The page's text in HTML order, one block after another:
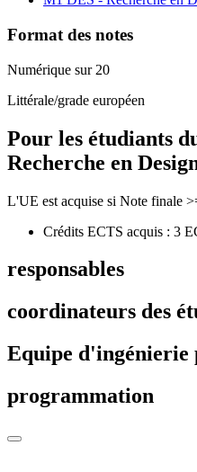
Format des notes
Numérique sur 20
Littérale/grade européen
Pour les étudiants
Recherche en
L'UE est acquise si Note finale
Crédits ECTS acquis : 3
responsables
coordinateurs des
Equipe d'ingénierie
programmation